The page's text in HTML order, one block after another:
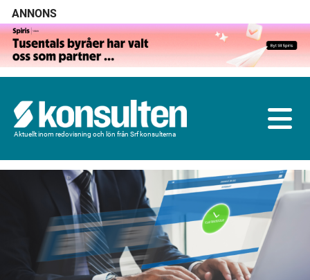
ANNONS
Aktuellt inom redovisning och lön från Srf konsulterna